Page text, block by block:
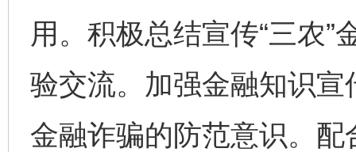
用。积极总结宣传“三农
验交流。加强金融知识
金融诈骗的防范意识。